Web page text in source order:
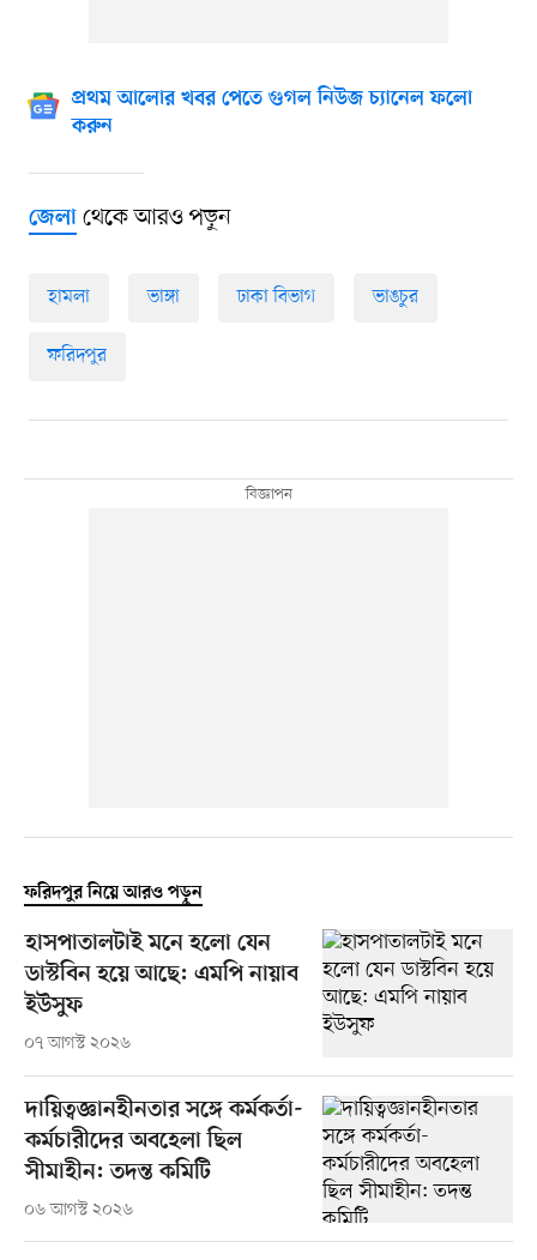
প্রথম আলোর খবর পেতে গুগল নিউজ চ্যানেল ফলো
করুন
জেলাথেকে আরও পড়ুন
হামলা ভাঙ্গা ঢাকা বিভাগ ভাঙচুর
ফরিদপুর
ফরিদপুর নিয়ে আরও পড়ুন
হাসপাতালটাই মনে হলো যেন
ডাস্টবিন হয়ে আছে: এমপি নায়াব
ইউসুফ
০৭ আগস্ট ২০২৬
দায়িত্বজ্ঞানহীনতার সঙ্গে কর্মকর্তা-
কর্মচারীদের অবহেলা ছিল
সীমাহীন: তদন্ত কমিটি
০৬ আগস্ট ২০২৬